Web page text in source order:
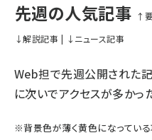
先週の人気記事 ↑
↓解説記事 | ↓ニュース記事
Web担で先週公開された記
に次いでアクセスが多かっ
※背景色が薄く黄色になってい